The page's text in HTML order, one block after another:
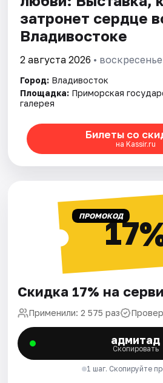
затронет сердце
Владивостоке
2 августа 2026 • воскресенье
Город: Владивосток
Площадка: Приморская
галерея
Билеты со
на Kassir.ru
ПРОМОКОД
Скидка 17% на
Применили: 2 575 раз
адмитад
Скопировать
1 шаг. Скопируйте